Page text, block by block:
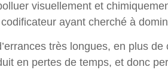
visuellement et
ayant cherché à
très longues, en plus de
en pertes de temps, et donc